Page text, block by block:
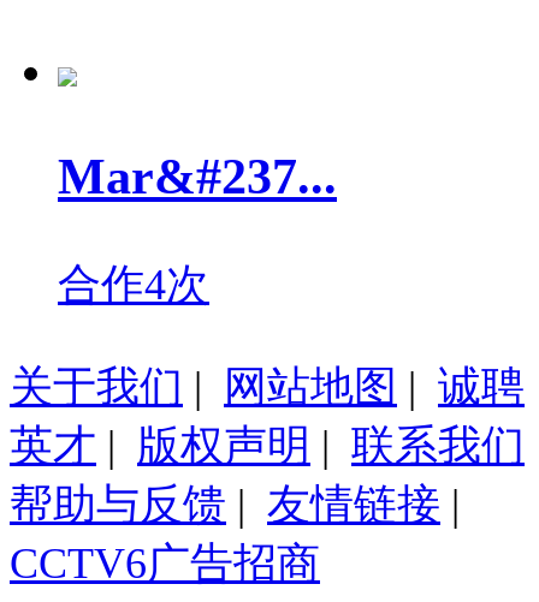
Mar&#237...
合作4次
关于我们 | 网站地图 | 诚聘
英才 | 版权声明 | 联系我们
帮助与反馈 | 友情链接 |
CCTV6广告招商